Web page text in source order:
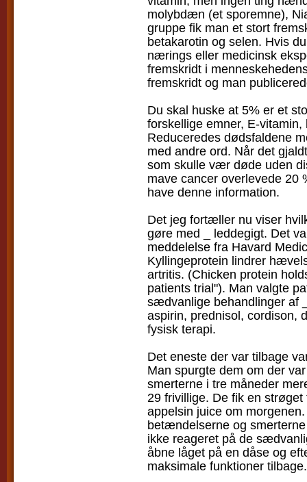
molybdæn (et sporemne),
gruppe fik man et stort
betakarotin og selen. Hvis
nærings eller medicinsk
fremskridt i
fremskridt og man
Du skal huske at 5% er et
forskellige emner, E-
Reduceredes dødsfaldene
med andre ord. Når det
som skulle vær døde uden
mave cancer overlevede 20
have denne information.
Det jeg fortæller nu viser
gøre med _ leddegigt. Det
meddelelse fra Havard
Kyllingeprotein lindrer
artritis. (Chicken protein
patients trial"). Man valgte
sædvanlige behandlinger af
aspirin, prednisol, cordison,
fysisk terapi.
Det eneste der var tilbage
Man spurgte dem om der
smerterne i tre måneder
29 frivillige. De fik en
appelsin juice om
betændelserne og
ikke reageret på de
åbne låget på en dåse og
maksimale funktioner tilbage.